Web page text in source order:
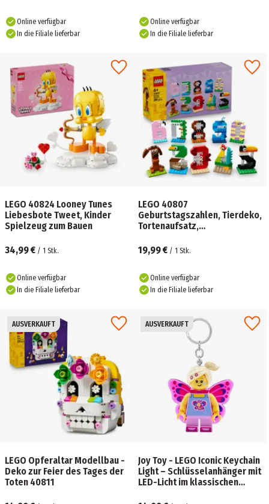
Online verfügbar
In die Filiale lieferbar
Online verfügbar
In die Filiale lieferbar
LEGO 40824 Looney Tunes
Liebesbote Tweet, Kinder
Spielzeug zum Bauen
34,99 € / 1 Stk.
Online verfügbar
In die Filiale lieferbar
LEGO 40807
Geburtstagszahlen, Tierdeko,
Tortenaufsatz,
Geschenk für Kinder
19,99 € / 1 Stk.
Online verfügbar
In die Filiale lieferbar
AUSVERKAUFT
LEGO Opferaltar Modellbau -
Deko zur Feier des Tages der
Toten 40811
AUSVERKAUFT
Joy Toy - LEGO Iconic Keychain
Light – Schlüsselanhänger mit
LED-Licht im klassischen